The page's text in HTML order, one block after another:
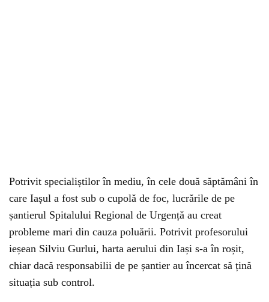
Potrivit specialiștilor în mediu, în cele două săptămâni în
care Iașul a fost sub o cupolă de foc, lucrările de pe
șantierul Spitalului Regional de Urgență au creat
probleme mari din cauza poluării. Potrivit profesorului
ieșean Silviu Gurlui, harta aerului din Iași s-a în roșit,
chiar dacă responsabilii de pe șantier au încercat să țină
situația sub control.